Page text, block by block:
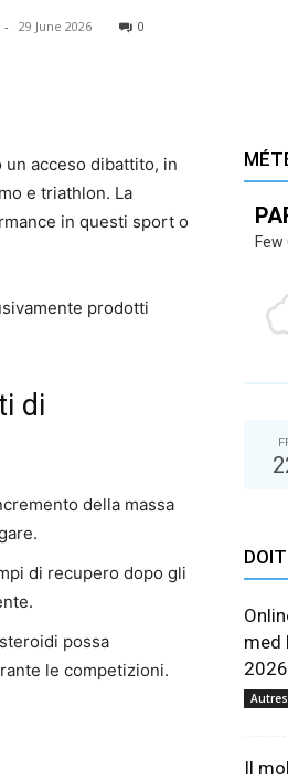
–
Les
astuces
- 29 June 2026 0
acceso dibattito, in
e triathlon. La
in questi sport o
prodotti
di
della massa
di recupero dopo gli
possa
le competizioni.
Few
med
2026
Autres
Il